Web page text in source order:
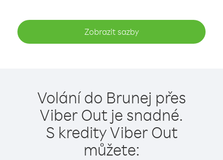
Zobrazit sazby
Volání do Brunej přes
Viber Out je snadné.
S kredity Viber Out
můžete: